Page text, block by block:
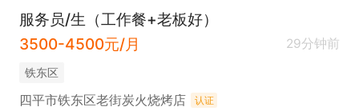
服务员/生（工作餐+老板好）
3500-4500元/月
29分钟前
铁东区
四平市铁东区老街炭火烧烤店 认证